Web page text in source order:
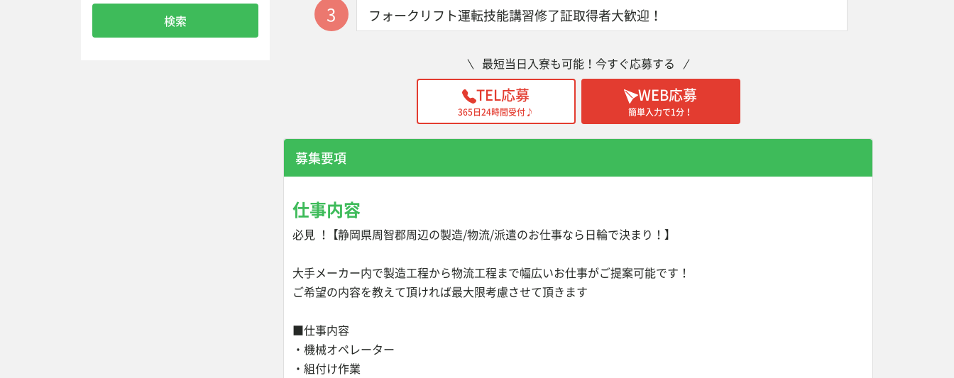
3 フォークリフト運転技能講習修了証取得者大歓迎！
最短当日入寮も可能！今すぐ応募する
WEB応募
簡単入力で1分！
TEL応募
365日24時間受付♪
募集要項
仕事内容
必見 ！ 【静岡県周智郡周辺の製造/物流/派遣のお仕事なら日輪で決まり！】
大手メーカー内で製造工程から物流工程まで幅広いお仕事がご提案可能です！
ご希望の内容を教えて頂ければ最大限考慮させて頂きます
■仕事内容
・機械オペレーター
・組付け作業
検索